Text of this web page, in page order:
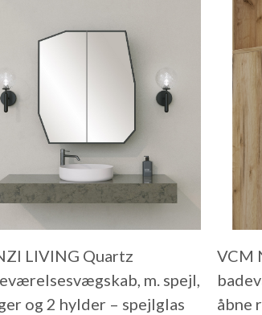
LIVING Quartz
m. spejl,
og 2 hylder – spejlglas
VCM
åbne